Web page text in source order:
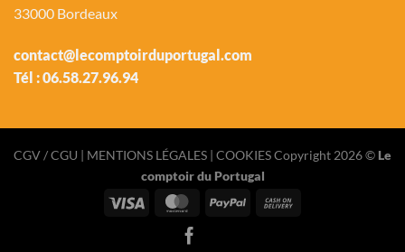
33000 Bordeaux
contact@lecomptoirduportugal.com
Tél :06.58.27.96.94
CGV / CGU | MENTIONS LÉGALES | COOKIESCopyright 2026 © Le
comptoir du Portugal